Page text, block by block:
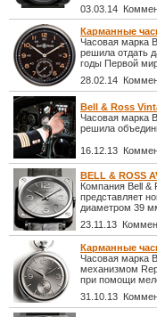
03.03.14
Карманные
Часовая марка
решила отдать
годы Первой
28.02.14
Bell & Ross
Часовая марка
решила
16.12.13
BELL & ROSS
Компания Bell &
представляет
диаметром 39
23.11.13
Карманные
Часовая марка
механизмом
при помощи
31.10.13